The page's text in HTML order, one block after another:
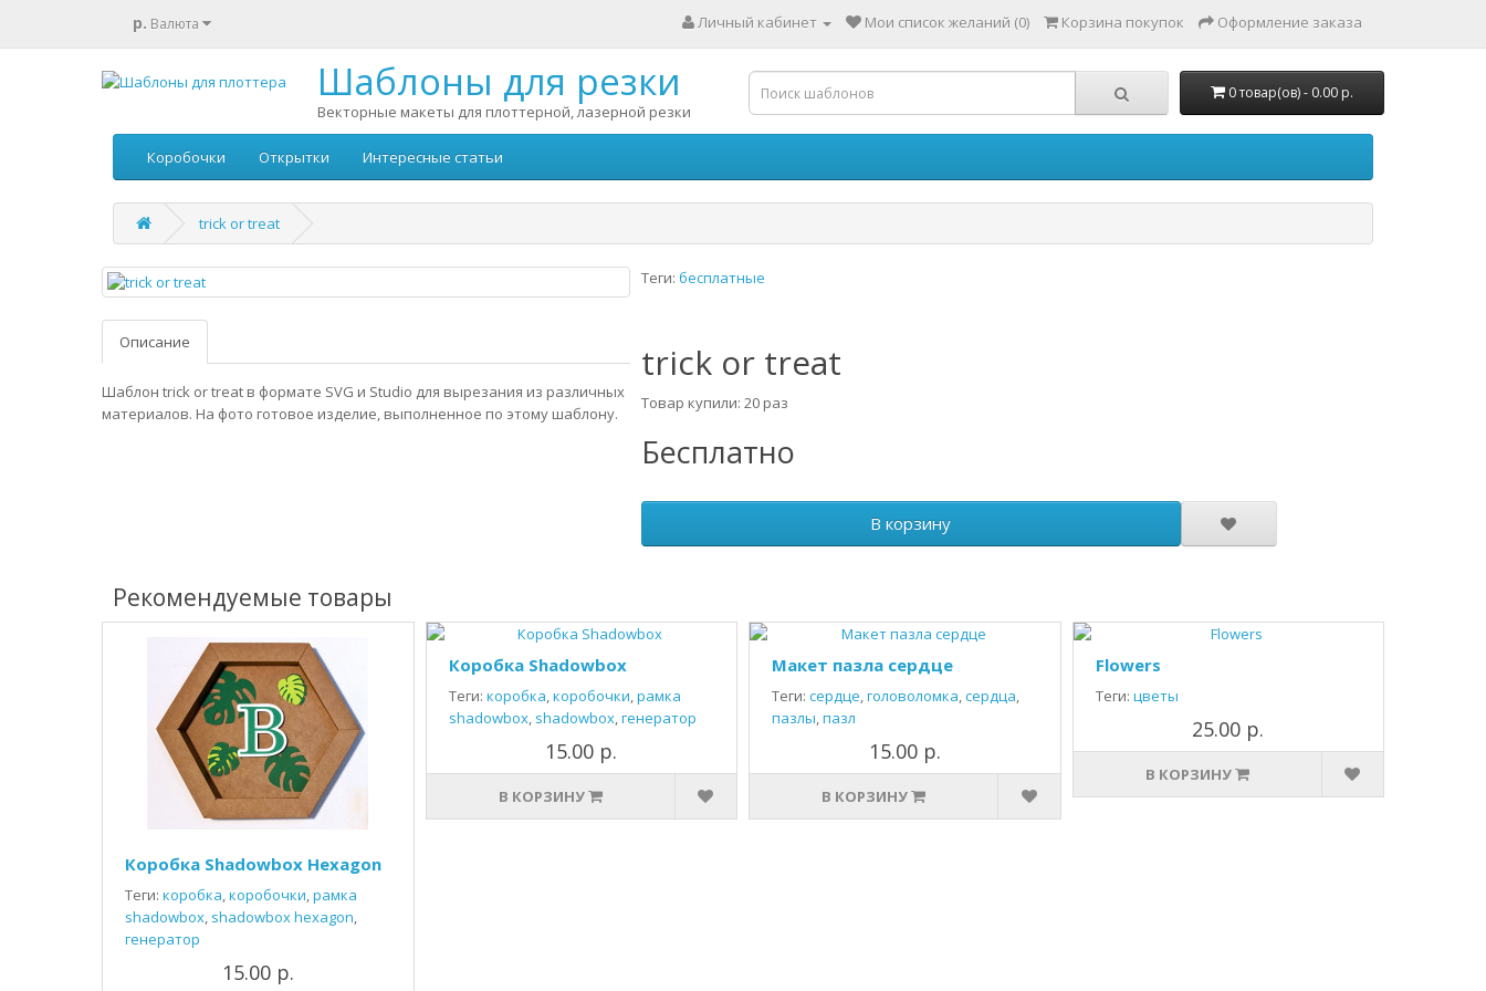
р. Валюта Личный кабинет Мои список желаний (0) Корзина покупок Оформление заказа
Шаблоны для резки
Векторные макеты для плоттерной, лазерной резки
0 товар(ов) - 0.00 р.
Коробочки Открытки Интересные статьи
trick or treat
Описание
Шаблон trick or treat в формате SVG и Studio для вырезания из различных
материалов. На фото готовое изделие, выполненное по этому шаблону.
Теги: бесплатные
trick or treat
Товар купили: 20 раз
Бесплатно
В корзину
Рекомендуемые товары
Коробка Shadowbox Hexagon
Теги: коробка,коробочки,рамка
shadowbox, shadowbox hexagon,
генератор
15.00 р.
Коробка Shadowbox
Теги: коробка,коробочки,рамка
shadowbox, shadowbox,генератор
15.00 р.
В КОРЗИНУ
Макет пазла сердце
Теги: сердце,головоломка,сердца,
пазлы,пазл
15.00 р.
В КОРЗИНУ
Flowers
Теги: цветы
25.00 р.
В КОРЗИНУ